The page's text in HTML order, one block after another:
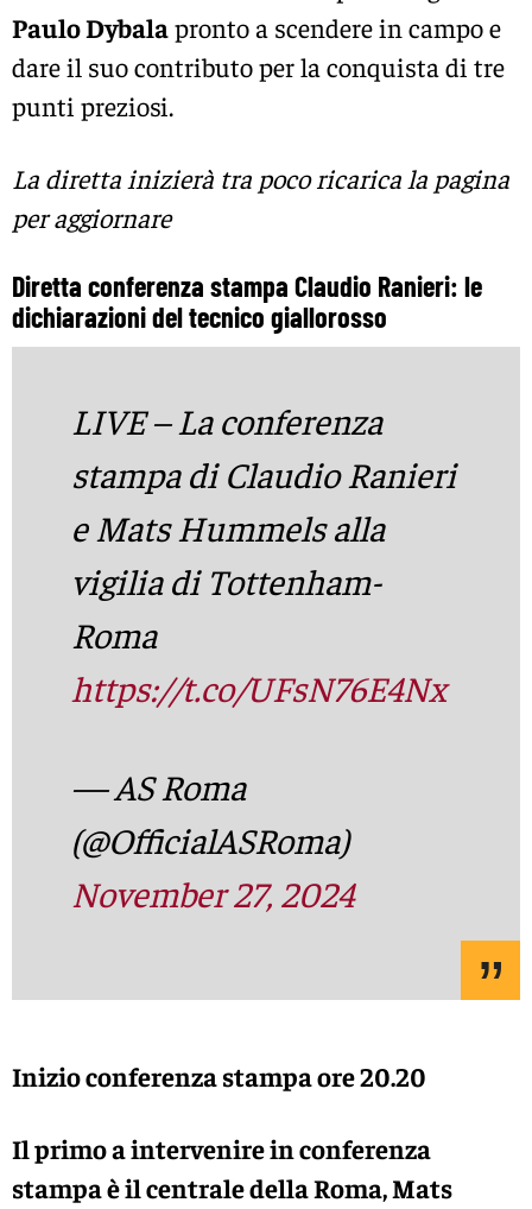
Paulo Dybalapronto a scendere in campo e
dare il suo contributo per la conquista di tre
punti preziosi.
La diretta inizierà tra poco ricarica la pagina
per aggiornare
Diretta conferenza stampa Claudio Ranieri: le
dichiarazioni del tecnico giallorosso
LIVE – La conferenza
stampa di Claudio Ranieri
e Mats Hummels alla
vigilia di Tottenham-
Roma
https://t.co/UFsN76E4Nx
— AS Roma
(@OfficialASRoma)
November 27, 2024
Inizio conferenza stampa ore 20.20
Il primo a intervenire in conferenza
stampa è il centrale della Roma, Mats